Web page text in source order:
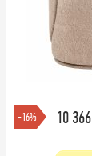
-16% 10 366